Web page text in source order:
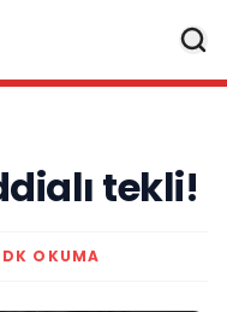
tekli!
DK OKUMA